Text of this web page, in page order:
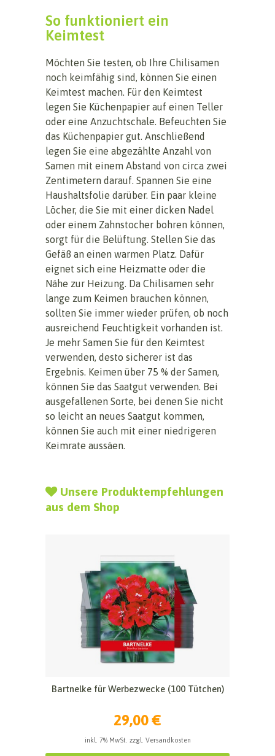
So funktioniert ein
Keimtest
Möchten Sie testen, ob Ihre Chilisamen
noch keimfähig sind, können Sie einen
Keimtest machen. Für den Keimtest
legen Sie Küchenpapier auf einen Teller
oder eine Anzuchtschale. Befeuchten Sie
das Küchenpapier gut. Anschließend
legen Sie eine abgezählte Anzahl von
Samen mit einem Abstand von circa zwei
Zentimetern darauf. Spannen Sie eine
Haushaltsfolie darüber. Ein paar kleine
Löcher, die Sie mit einer dicken Nadel
oder einem Zahnstocher bohren können,
sorgt für die Belüftung. Stellen Sie das
Gefäß an einen warmen Platz. Dafür
eignet sich eine Heizmatte oder die
Nähe zur Heizung. Da Chilisamen sehr
lange zum Keimen brauchen können,
sollten Sie immer wieder prüfen, ob noch
ausreichend Feuchtigkeit vorhanden ist.
Je mehr Samen Sie für den Keimtest
verwenden, desto sicherer ist das
Ergebnis. Keimen über 75 % der Samen,
können Sie das Saatgut verwenden. Bei
ausgefallenen Sorte, bei denen Sie nicht
so leicht an neues Saatgut kommen,
können Sie auch mit einer niedrigeren
Keimrate aussäen.
Unsere Produktempfehlungen
aus dem Shop
Bartnelke für Werbezwecke (100 Tütchen)
29,00 €
inkl. 7% MwSt. zzgl. Versandkosten